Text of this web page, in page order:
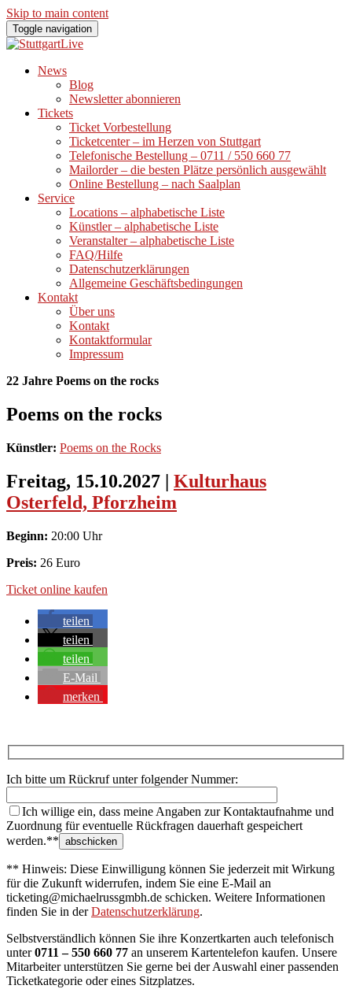
Skip to main content
Toggle navigation
News
Blog
Newsletter abonnieren
Tickets
Ticket Vorbestellung
Ticketcenter – im Herzen von Stuttgart
Telefonische Bestellung – 0711 / 550 660 77
Mailorder – die besten Plätze persönlich ausgewählt
Online Bestellung – nach Saalplan
Service
Locations – alphabetische Liste
Künstler – alphabetische Liste
Veranstalter – alphabetische Liste
FAQ/Hilfe
Datenschutzerklärungen
Allgemeine Geschäftsbedingungen
Kontakt
Über uns
Kontakt
Kontaktformular
Impressum
22 Jahre Poems on the rocks
Poems on the rocks
Künstler: Poems on the Rocks
Freitag, 15.10.2027 | Kulturhaus
Osterfeld, Pforzheim
Beginn: 20:00 Uhr
Preis: 26 Euro
Ticket online kaufen
teilen
teilen
teilen
E-Mail
merken
Ich bitte um Rückruf unter folgender Nummer:
Ich willige ein, dass meine Angaben zur Kontaktaufnahme und
Zuordnung für eventuelle Rückfragen dauerhaft gespeichert
werden.**
** Hinweis: Diese Einwilligung können Sie jederzeit mit Wirkung
für die Zukunft widerrufen, indem Sie eine E-Mail an
ticketing@michaelrussgmbh.de schicken. Weitere Informationen
finden Sie in derDatenschutzerklärung.
Selbstverständlich können Sie ihre Konzertkarten auch telefonisch
unter0711 – 550 660 77 an unserem Kartentelefon kaufen. Unsere
Mitarbeiter unterstützen Sie gerne bei der Auswahl einer passenden
Ticketkategorie oder eines Sitzplatzes.